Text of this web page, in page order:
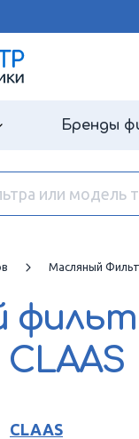
Бренды
Масляный
CLAAS
CLAAS